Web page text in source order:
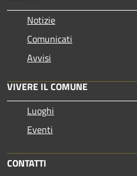
Notizie
Comunicati
Avvisi
VIVERE IL COMUNE
Luoghi
Eventi
CONTATTI